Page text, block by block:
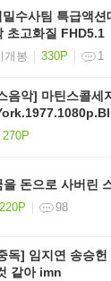
사팀 특급액션대작 LA 국토 안
초고화질 FHD5.1
개봉 330P 1
음악] 마틴스콜세
270P
을 돈으로 사버린
220P 98
독] 임지연 송승
같아 imn